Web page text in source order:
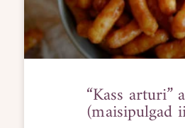
“Kass arturi”
(maisipulgad